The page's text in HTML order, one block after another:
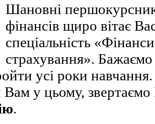
Шановні
фінансів щиро вітає
спеціальність
страхування».
усі роки
у цьому,
.